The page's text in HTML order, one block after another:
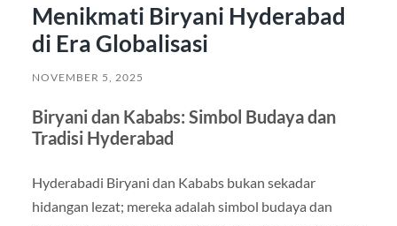
Menikmati Biryani Hyderabad
di Era Globalisasi
NOVEMBER 5, 2025
Biryani dan Kababs: Simbol Budaya dan
Tradisi Hyderabad
Hyderabadi Biryani dan Kababs bukan sekadar
hidangan lezat; mereka adalah simbol budaya dan